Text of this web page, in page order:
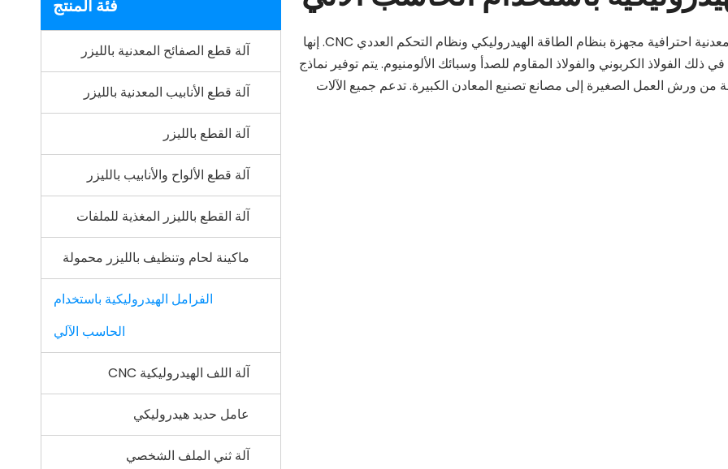
فئة المنتج
آلة قطع الصفائح المعدنية بالليزر
آلة قطع الأنابيب المعدنية بالليزر
آلة القطع بالليزر
آلة قطع الألواح والأنابيب بالليزر
آلة القطع بالليزر المغذية للملفات
ماكينة لحام وتنظيف بالليزر محمولة
الفرامل الهيدروليكية باستخدام
الحاسب الآلي
آلة اللف الهيدروليكية CNC
عامل حديد هيدروليكي
آلة ثني الملف الشخصي
إن آلة الضغط CNC الهيدروليكية عبارة عن آلة معالجة صفائح معدنية احترافية مجهزة بنظام الطاقة الهيدروليكي ونظام التحكم العددي CNC. إنها
ذلك الفولاذ الكربوني والفولاذ المقاوم للصدأ وسبائك الألومنيوم. يتم توفير نماذج
من ورش العمل الصغيرة إلى مصانع تصنيع المعادن الكبيرة. تدعم جميع الآلات